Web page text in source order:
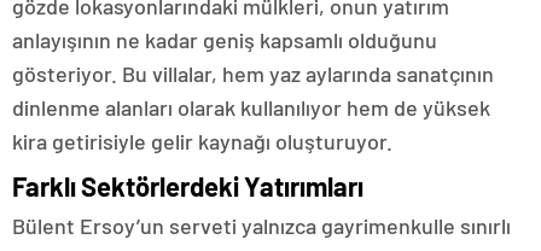
gözde lokasyonlarındaki mülkleri, onun yatırım
anlayışının ne kadar geniş kapsamlı olduğunu
gösteriyor. Bu villalar, hem yaz aylarında sanatçının
dinlenme alanları olarak kullanılıyor hem de yüksek
kira getirisiyle gelir kaynağı oluşturuyor.
Farklı Sektörlerdeki Yatırımları
Bülent Ersoy’un serveti yalnızca gayrimenkulle sınırlı